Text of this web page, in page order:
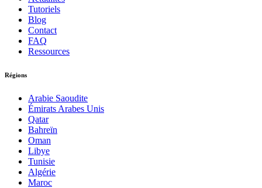
Tutoriels
Blog
Contact
FAQ
Ressources
Régions
Arabie Saoudite
Émirats Arabes Unis
Qatar
Bahreïn
Oman
Libye
Tunisie
Algérie
Maroc